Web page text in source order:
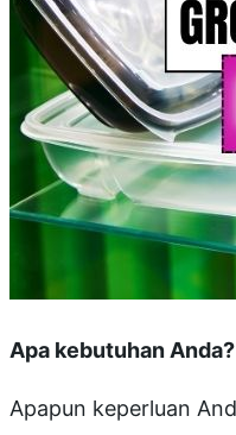
Apa kebutuhan Anda?
Apapun keperluan